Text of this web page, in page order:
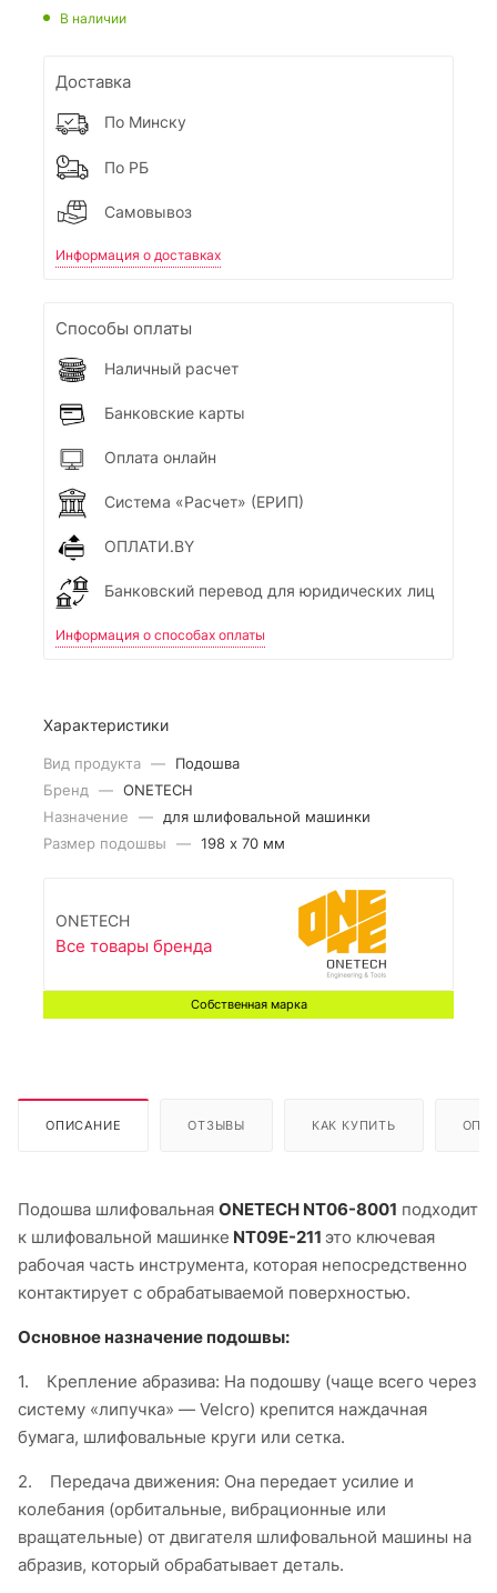
В наличии
Доставка
По Минску
По РБ
Самовывоз
Информация о доставках
Способы оплаты
Наличный расчет
Банковские карты
Оплата онлайн
Система «Расчет» (ЕРИП)
ОПЛАТИ.BY
Банковский перевод для юридических лиц
Информация о способах оплаты
Характеристики
Вид продукта —
Подошва
Бренд — ONETECH
Назначение
— для шлифовальной машинки
Размер подошвы
— 198 x 70 мм
ONETECH
Все товары бренда
Собственная марка
ОПИСАНИЕ ОТЗЫВЫ КАК КУПИТЬ
Подошва шлифовальная ONETECH NT06-8001 подходит
к шлифовальной машинке NT09E-211 это ключевая
рабочая часть инструмента, которая непосредственно
контактирует с обрабатываемой поверхностью.
Основное назначение подошвы:
1. Крепление абразива: На подошву (чаще всего через
систему «липучка» — Velcro) крепится наждачная
бумага, шлифовальные круги или сетка.
2. Передача движения: Она передает усилие и
колебания (орбитальные, вибрационные или
вращательные) от двигателя шлифовальной машины на
абразив, который обрабатывает деталь.